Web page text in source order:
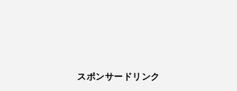
スポンサードリンク